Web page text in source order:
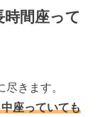
間座って
きます。
座っていても